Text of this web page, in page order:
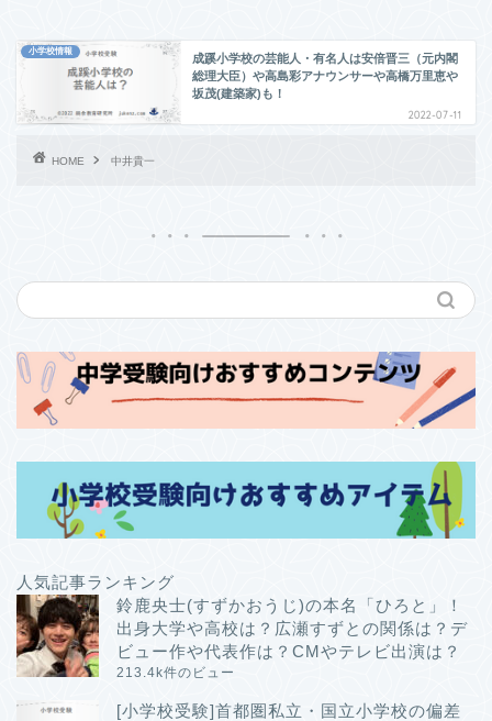
小学校情報
成蹊小学校の芸能人・有名人は安倍晋三（元内閣
総理大臣）や高島彩アナウンサーや高橋万里恵や
坂茂(建築家)も！
2022-07-11
HOME 中井貴一
人気記事ランキング
鈴鹿央士(すずかおうじ)の本名「ひろと」！
出身大学や高校は？広瀬すずとの関係は？デ
ビュー作や代表作は？CMやテレビ出演は？
213.4k件のビュー
[小学校受験]首都圏私立・国立小学校の偏差